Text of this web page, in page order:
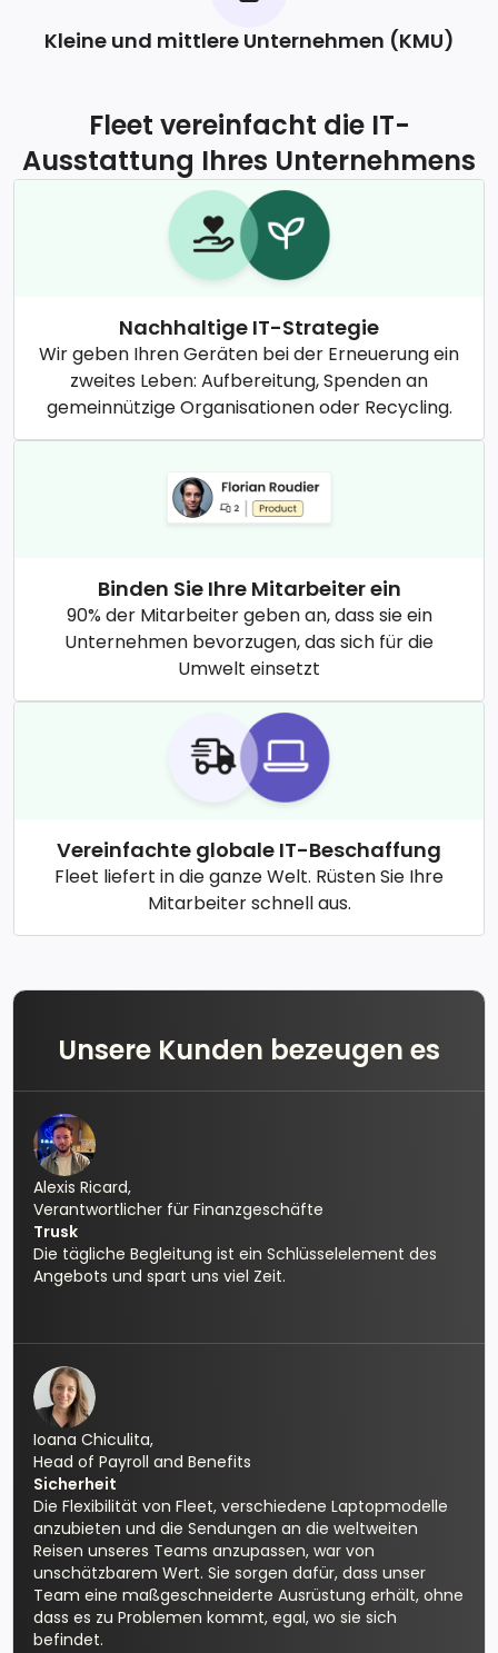
Kleine und mittlere Unternehmen (KMU)
Fleet vereinfacht die IT-
Ausstattung Ihres Unternehmens
Nachhaltige IT-Strategie
Wir geben Ihren Geräten bei der Erneuerung ein
zweites Leben: Aufbereitung, Spenden an
gemeinnützige Organisationen oder Recycling.
Binden Sie Ihre Mitarbeiter ein
90% der Mitarbeiter geben an, dass sie ein
Unternehmen bevorzugen, das sich für die
Umwelt einsetzt
Vereinfachte globale IT-Beschaffung
Fleet liefert in die ganze Welt. Rüsten Sie Ihre
Mitarbeiter schnell aus.
Unsere Kunden bezeugen es
Alexis Ricard,
Verantwortlicher für Finanzgeschäfte
Trusk
Die tägliche Begleitung ist ein Schlüsselelement des
Angebots und spart uns viel Zeit.
Ioana Chiculita,
Head of Payroll and Benefits
Sicherheit
Die Flexibilität von Fleet, verschiedene Laptopmodelle
anzubieten und die Sendungen an die weltweiten
Reisen unseres Teams anzupassen, war von
unschätzbarem Wert. Sie sorgen dafür, dass unser
Team eine maßgeschneiderte Ausrüstung erhält, ohne
dass es zu Problemen kommt, egal, wo sie sich
befindet.